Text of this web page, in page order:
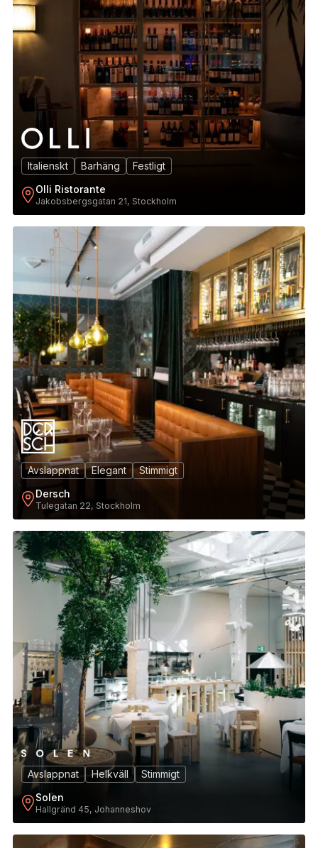
Italienskt Barhäng
Festligt
Olli Ristorante
Jakobsbergsgatan 21, Stockholm
13
Avslappnat Elegant
Stimmigt
Dersch
Tulegatan 22, Stockholm
14
Avslappnat Helkväll
Stimmigt
Solen
Hallgränd 45, Johanneshov
15